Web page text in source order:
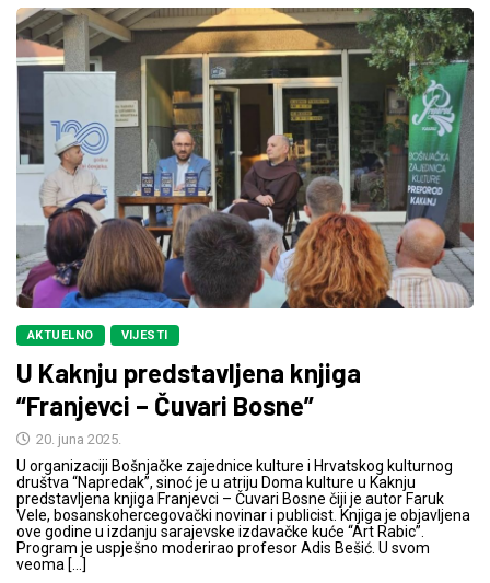
AKTUELNO VIJESTI
U Kaknju predstavljena knjiga
“Franjevci – Čuvari Bosne”
20. juna 2025.
U organizaciji Bošnjačke zajednice kulture i Hrvatskog kulturnog
društva “Napredak”, sinoć je u atriju Doma kulture u Kaknju
predstavljena knjiga Franjevci – Čuvari Bosne čiji je autor Faruk
Vele, bosanskohercegovački novinar i publicist. Knjiga je objavljena
ove godine u izdanju sarajevske izdavačke kuće “Art Rabic”.
Program je uspješno moderirao profesor Adis Bešić. U svom
veoma […]